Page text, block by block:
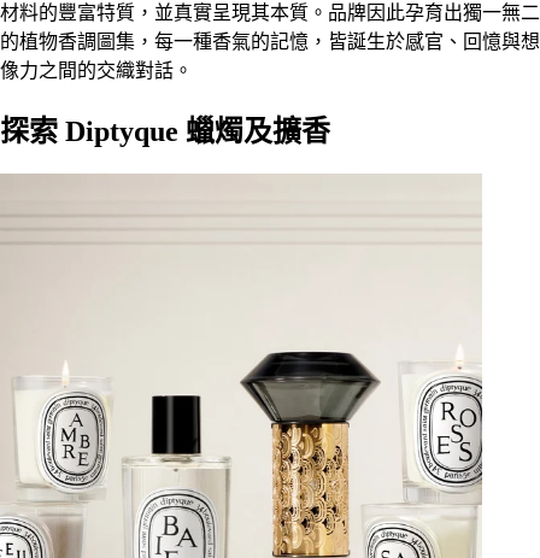
材料的豐富特質，並真實呈現其本質。品牌因此孕育出獨一無二
的植物香調圖集，每一種香氣的記憶，皆誕生於感官、回憶與想
像力之間的交織對話。
探索 Diptyque 蠟燭及擴香